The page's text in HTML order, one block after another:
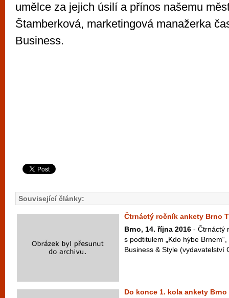
umělce za jejich úsilí a přínos našemu
Štamberková, marketingová manažerka
Business.
Související články:
Čtrnáctý ročník ankety Brno
Brno, 14. října 2016 - Čtrnáctý
s podtitulem „Kdo hýbe
Business & Style (vydavatelství
Do konce 1. kola ankety